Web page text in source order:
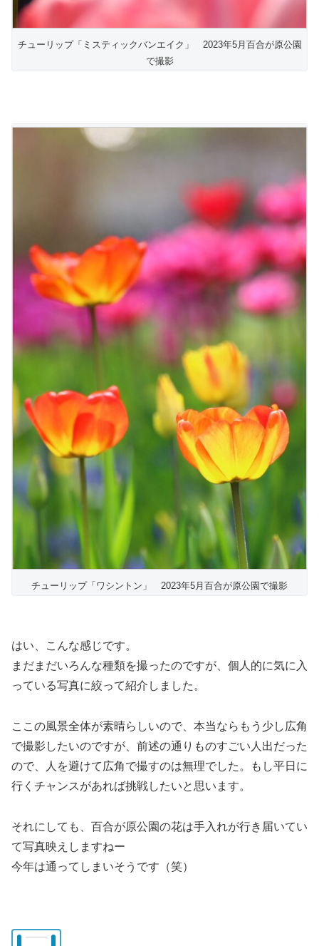
チューリップ「ミスティックバンエイク」 2023年5月百合が原公園
で撮影
チューリップ「ワシントン」 2023年5月百合が原公園で撮影
はい、こんな感じです。
まだまだいろんな種類を撮ったのですが、個人的に気に入
っている写真に絞って紹介しました。
ここの風景全体が素晴らしいので、本当ならもう少し広角
で撮影したいのですが、前述の通りものすごい人出だった
ので、人を避けて広角で撮すのは無理でした。もし平日に
行くチャンスがあれば挑戦したいと思います。
それにしても、百合が原公園の花は手入れが行き届いてい
て写真映えしますねー
今年は通ってしまいそうです（笑）